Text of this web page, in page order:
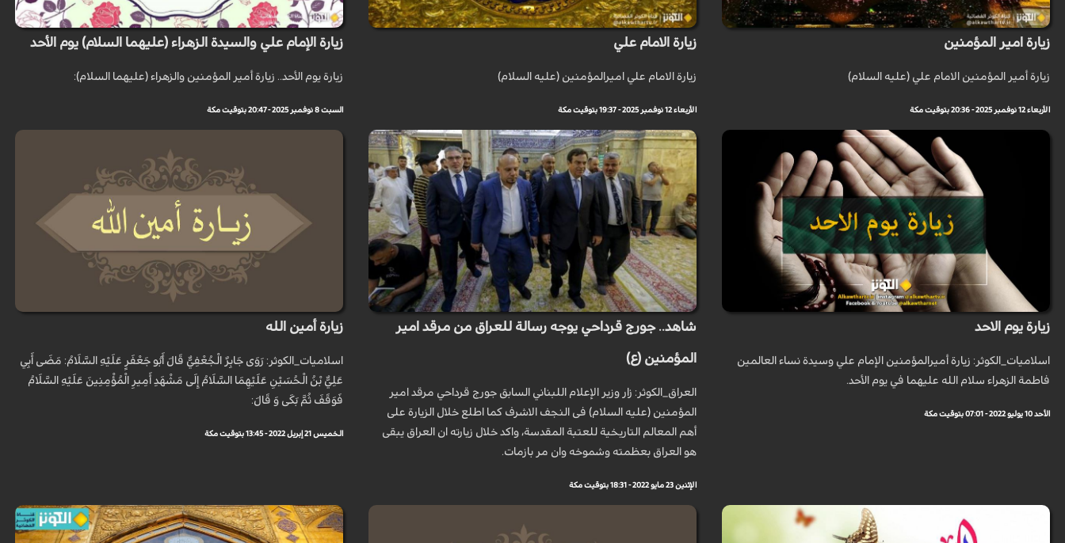
زيارة امير المؤمنين
زيارة أمير المؤمنين الامام علي (عليه السلام)
الأربعاء 12 نوفمبر 2025 - 20:36 بتوقيت مكة
زيارة الامام علي
زيارة الامام علي اميرالمؤمنين (عليه السلام)
الأربعاء 12 نوفمبر 2025 - 19:37 بتوقيت مكة
زيارة الإمام علي والسيدة الزهراء (عليهما السلام) يوم الأحد
زيارة يوم الأحد.. زيارة أمير المؤمنين والزهراء (عليهما السلام):
السبت 8 نوفمبر 2025 - 20:47 بتوقيت مكة
زيارة يوم الاحد
اسلاميات_الكوثر: زيارة أميرالمؤمنين الإمام علي وسيدة نساء العالمين
فاطمة الزهراء سلام الله عليهما في يوم الأحد.
الأحد 10 يوليو 2022 - 07:01 بتوقيت مكة
شاهد.. جورج قرداحي يوجه رسالة للعراق من مرقد امير
المؤمنين (ع)
العراق_الكوثر: زار وزير الإعلام اللبناني السابق جورج قرداحي مرقد امير
المؤمنين (عليه السلام) فی النجف الاشرف كما اطلع خلال الزيارة على
أهم المعالم التاريخية للعتبة المقدسة، واكد خلال زيارته ان العراق يبقى
هو العراق بعظمته وشموخه وان مر بازمات.
الإثنين 23 مايو 2022 - 18:31 بتوقيت مكة
زيارة أمين الله
اسلاميات_الكوثر: رَوَى جَابِرٌ الْجُعْفِيُّ قَالَ أَبُو جَعْفَرٍ عَلَيْهِ السَّلَامُ: مَضَى أَبِي
عَلِيُّ بْنُ الْحُسَيْنِ عَلَيْهِمَا السَّلَامُ إِلَى مَشْهَدِ أَمِيرِ الْمُؤْمِنِينَ عَلَيْهِ السَّلَامُ
فَوَقَفَ ثُمَّ بَكَى وَ قَالَ:
الخميس 21 إبريل 2022 - 13:45 بتوقيت مكة